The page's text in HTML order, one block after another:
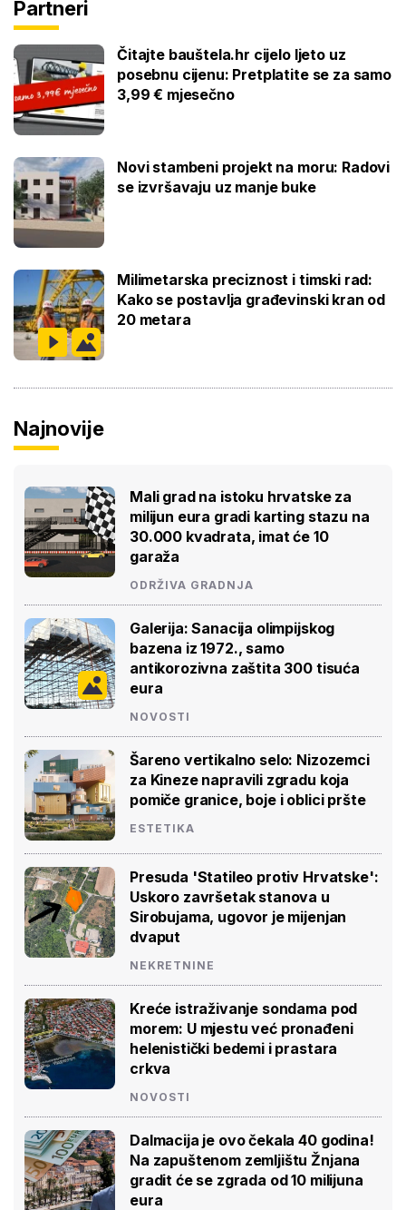
Partneri
Čitajte bauštela.hr cijelo ljeto uz
posebnu cijenu: Pretplatite se za samo
3,99 € mjesečno
Novi stambeni projekt na moru: Radovi
se izvršavaju uz manje buke
Milimetarska preciznost i timski rad:
Kako se postavlja građevinski kran od
20 metara
Najnovije
Mali grad na istoku hrvatske za
milijun eura gradi karting stazu na
30.000 kvadrata, imat će 10
garaža
ODRŽIVA GRADNJA
Galerija: Sanacija olimpijskog
bazena iz 1972., samo
antikorozivna zaštita 300 tisuća
eura
NOVOSTI
Šareno vertikalno selo: Nizozemci
za Kineze napravili zgradu koja
pomiče granice, boje i oblici pršte
ESTETIKA
Presuda 'Statileo protiv Hrvatske':
Uskoro završetak stanova u
Sirobujama, ugovor je mijenjan
dvaput
NEKRETNINE
Kreće istraživanje sondama pod
morem: U mjestu već pronađeni
helenistički bedemi i prastara
crkva
NOVOSTI
Dalmacija je ovo čekala 40 godina!
Na zapuštenom zemljištu Žnjana
gradit će se zgrada od 10 milijuna
eura